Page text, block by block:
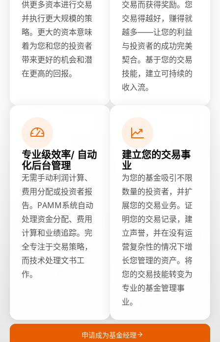
供更多资本进行交易
并执行更大规模的策
略。更大的资本意味
着为您和您的投资者
带来更好的机会和潜
在更高的回报。
交易而获得奖励。您
交易得越好，赚得就
越多——让您的利益
与投资者的成功完美
契合。基于您的交易
技能，建立可持续的
收入流。
专业级效率/ 自动
化后台管理
无需手动利润计算、
费用分配或投资者报
告。PAMM系统自动
处理资金分配、费用
计算和业绩追踪。完
全专注于交易策略，
而技术处理文书工
作。
建立您的交易事
业
为您的基金吸引不限
数量的投资者，并扩
展您的交易业务。证
明您的交易记录，建
立声誉，并在没有运
营复杂性的情况下增
长您管理的资产。将
您的交易技能转变为
专业的基金管理事
业。
申请成为基金经理